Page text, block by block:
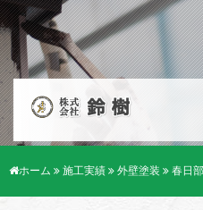
ホーム 施工実績 外壁塗装 春日